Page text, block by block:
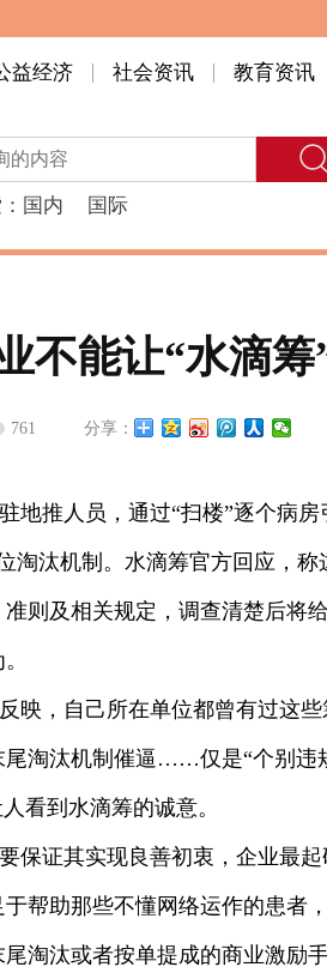
益经济 社会资讯 教育资讯
国内 国际
不能让“水滴
761 分享：
地推人员，通过“扫楼”逐个病
淘汰机制。水滴筹官方回应，称
则及相关规定，调查清楚后将
映，自己所在单位都曾有过这
淘汰机制催逼……仅是“个别违
看到水滴筹的诚意。
保证其实现良善初衷，企业最
帮助那些不懂网络运作的患者
淘汰或者按单提成的商业激励